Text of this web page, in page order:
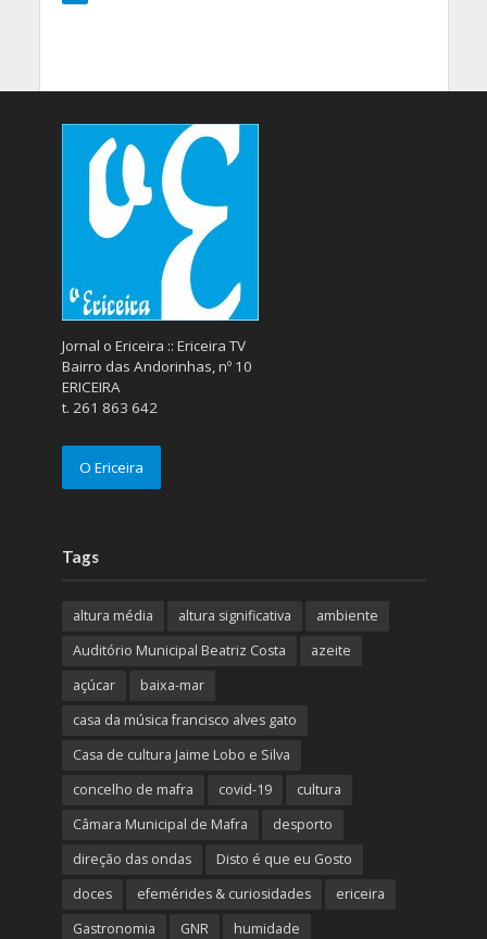
Jornal o Ericeira :: Ericeira TV
Bairro das Andorinhas, nº 10
ERICEIRA
t. 261 863 642
O Ericeira
Tags
altura média altura significativa
ambiente
Auditório Municipal Beatriz Costa
azeite
açúcar
baixa-mar
casa da música francisco alves gato
Casa de cultura Jaime Lobo e Silva
concelho de mafra
covid-19
cultura
Câmara Municipal de Mafra
desporto
direção das ondas
Disto é que eu Gosto
doces
efemérides & curiosidades
ericeira
Gastronomia
GNR humidade